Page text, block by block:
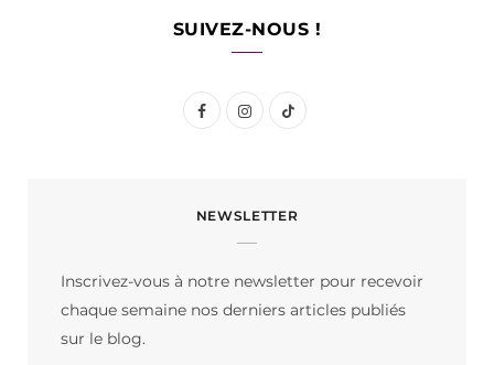
SUIVEZ-NOUS !
F
e
I
t
T
T
NEWSLETTER
Inscrivez-vous à notre newsletter pour recevoir
chaque semaine nos derniers articles publiés
sur le blog.